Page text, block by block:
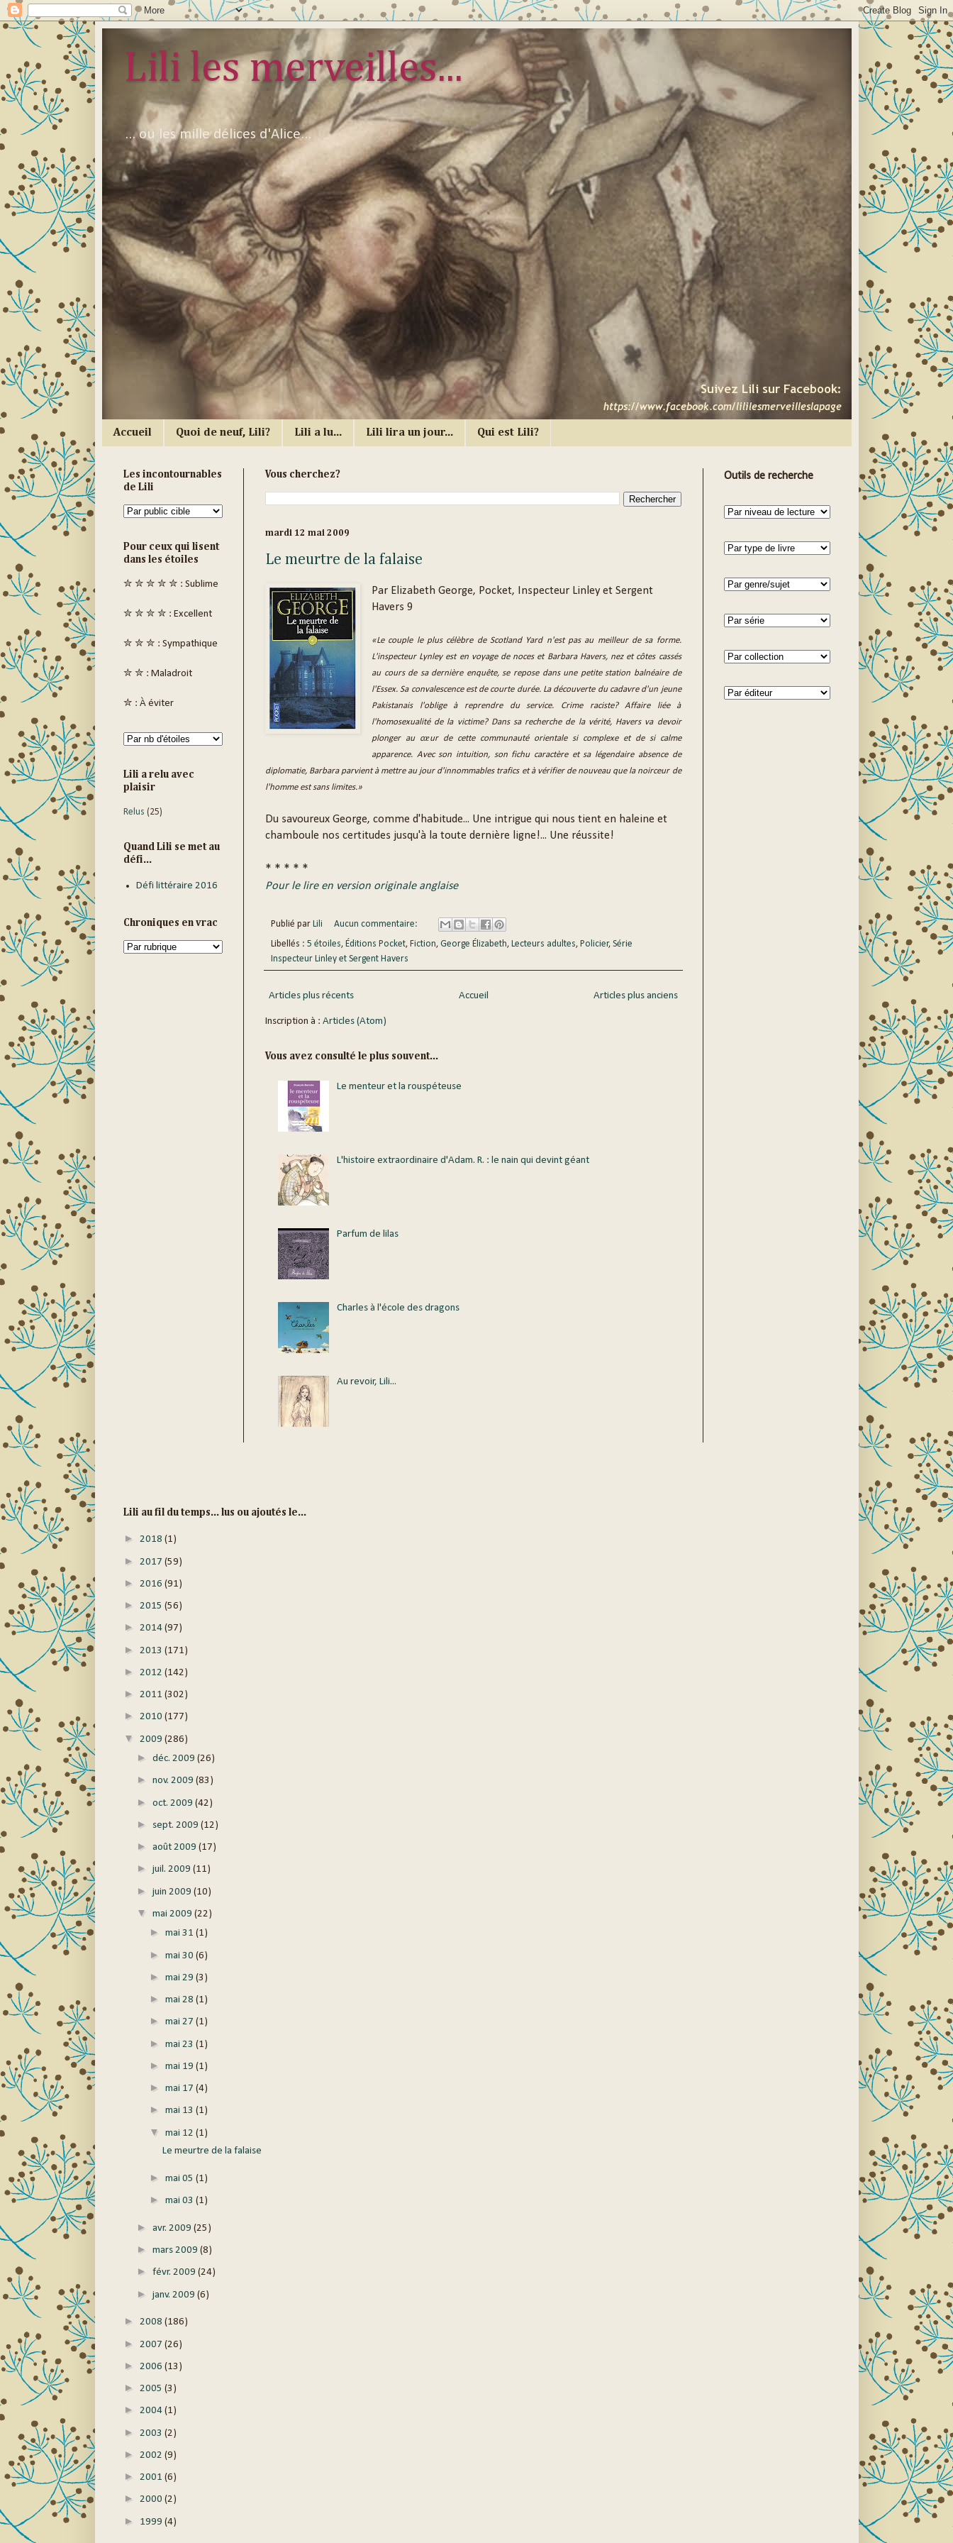
Lili les merveilles...
... ou les mille délices d'Alice...
Accueil Quoi de neuf, Lili? Lili a lu... Lili lira un jour... Qui est Lili?
Vous cherchez?
mardi 12 mai 2009
Le meurtre de la falaise
Par Elizabeth George, Pocket, Inspecteur Linley et Sergent
Havers 9
«Le couple le plus célèbre de Scotland Yard n'est pas au meilleur de sa forme.
L'inspecteur Lynley est en voyage de noces et Barbara Havers, nez et côtes cassés
au cours de sa dernière enquête, se repose dans une petite station balnéaire de
l'Essex. Sa convalescence est de courte durée. La découverte du cadavre d'un jeune
Pakistanais l'oblige à reprendre du service. Crime raciste? Affaire liée à
l'homosexualité de la victime? Dans sa recherche de la vérité, Havers va devoir
plonger au cœur de cette communauté orientale si complexe et de si calme
apparence. Avec son intuition, son fichu caractère et sa légendaire absence de
diplomatie, Barbara parvient à mettre au jour d'innommables trafics et à vérifier de nouveau que la noirceur de
l'homme est sans limites.»
Du savoureux George, comme d'habitude... Une intrigue qui nous tient en haleine et
chamboule nos certitudes jusqu'à la toute dernière ligne!... Une réussite!
* * * * *
Pour le lire en version originale anglaise
Publié par Lili Aucun commentaire:
Libellés : 5 étoiles, Éditions Pocket, Fiction, George Élizabeth, Lecteurs adultes, Policier, Série
Inspecteur Linley et Sergent Havers
Articles plus récents Articles plus anciens
Accueil
Inscription à : Articles (Atom)
Vous avez consulté le plus souvent...
Le menteur et la rouspéteuse
L'histoire extraordinaire d'Adam. R. : le nain qui devint géant
Parfum de lilas
Charles à l'école des dragons
Au revoir, Lili...
Les incontournables
de Lili
Pour ceux qui lisent
dans les étoiles
✮ ✮ ✮ ✮ ✮ : Sublime
✮ ✮ ✮ ✮ : Excellent
✮ ✮ ✮ : Sympathique
✮ ✮ : Maladroit
✮ : À éviter
Lili a relu avec
plaisir
Relus (25)
Quand Lili se met au
défi...
Défi littéraire 2016
Chroniques en vrac
Outils de recherche
Lili au fil du temps... lus ou ajoutés le...
► 2018 (1)
► 2017 (59)
► 2016 (91)
► 2015 (56)
► 2014 (97)
► 2013 (171)
► 2012 (142)
► 2011 (302)
► 2010 (177)
▼ 2009 (286)
► déc. 2009 (26)
► nov. 2009 (83)
► oct. 2009 (42)
► sept. 2009 (12)
► août 2009 (17)
► juil. 2009 (11)
► juin 2009 (10)
▼ mai 2009 (22)
► mai 31 (1)
► mai 30 (6)
► mai 29 (3)
► mai 28 (1)
► mai 27 (1)
► mai 23 (1)
► mai 19 (1)
► mai 17 (4)
► mai 13 (1)
▼ mai 12 (1)
Le meurtre de la falaise
► mai 05 (1)
► mai 03 (1)
► avr. 2009 (25)
► mars 2009 (8)
► févr. 2009 (24)
► janv. 2009 (6)
► 2008 (186)
► 2007 (26)
► 2006 (13)
► 2005 (3)
► 2004 (1)
► 2003 (2)
► 2002 (9)
► 2001 (6)
► 2000 (2)
► 1999 (4)